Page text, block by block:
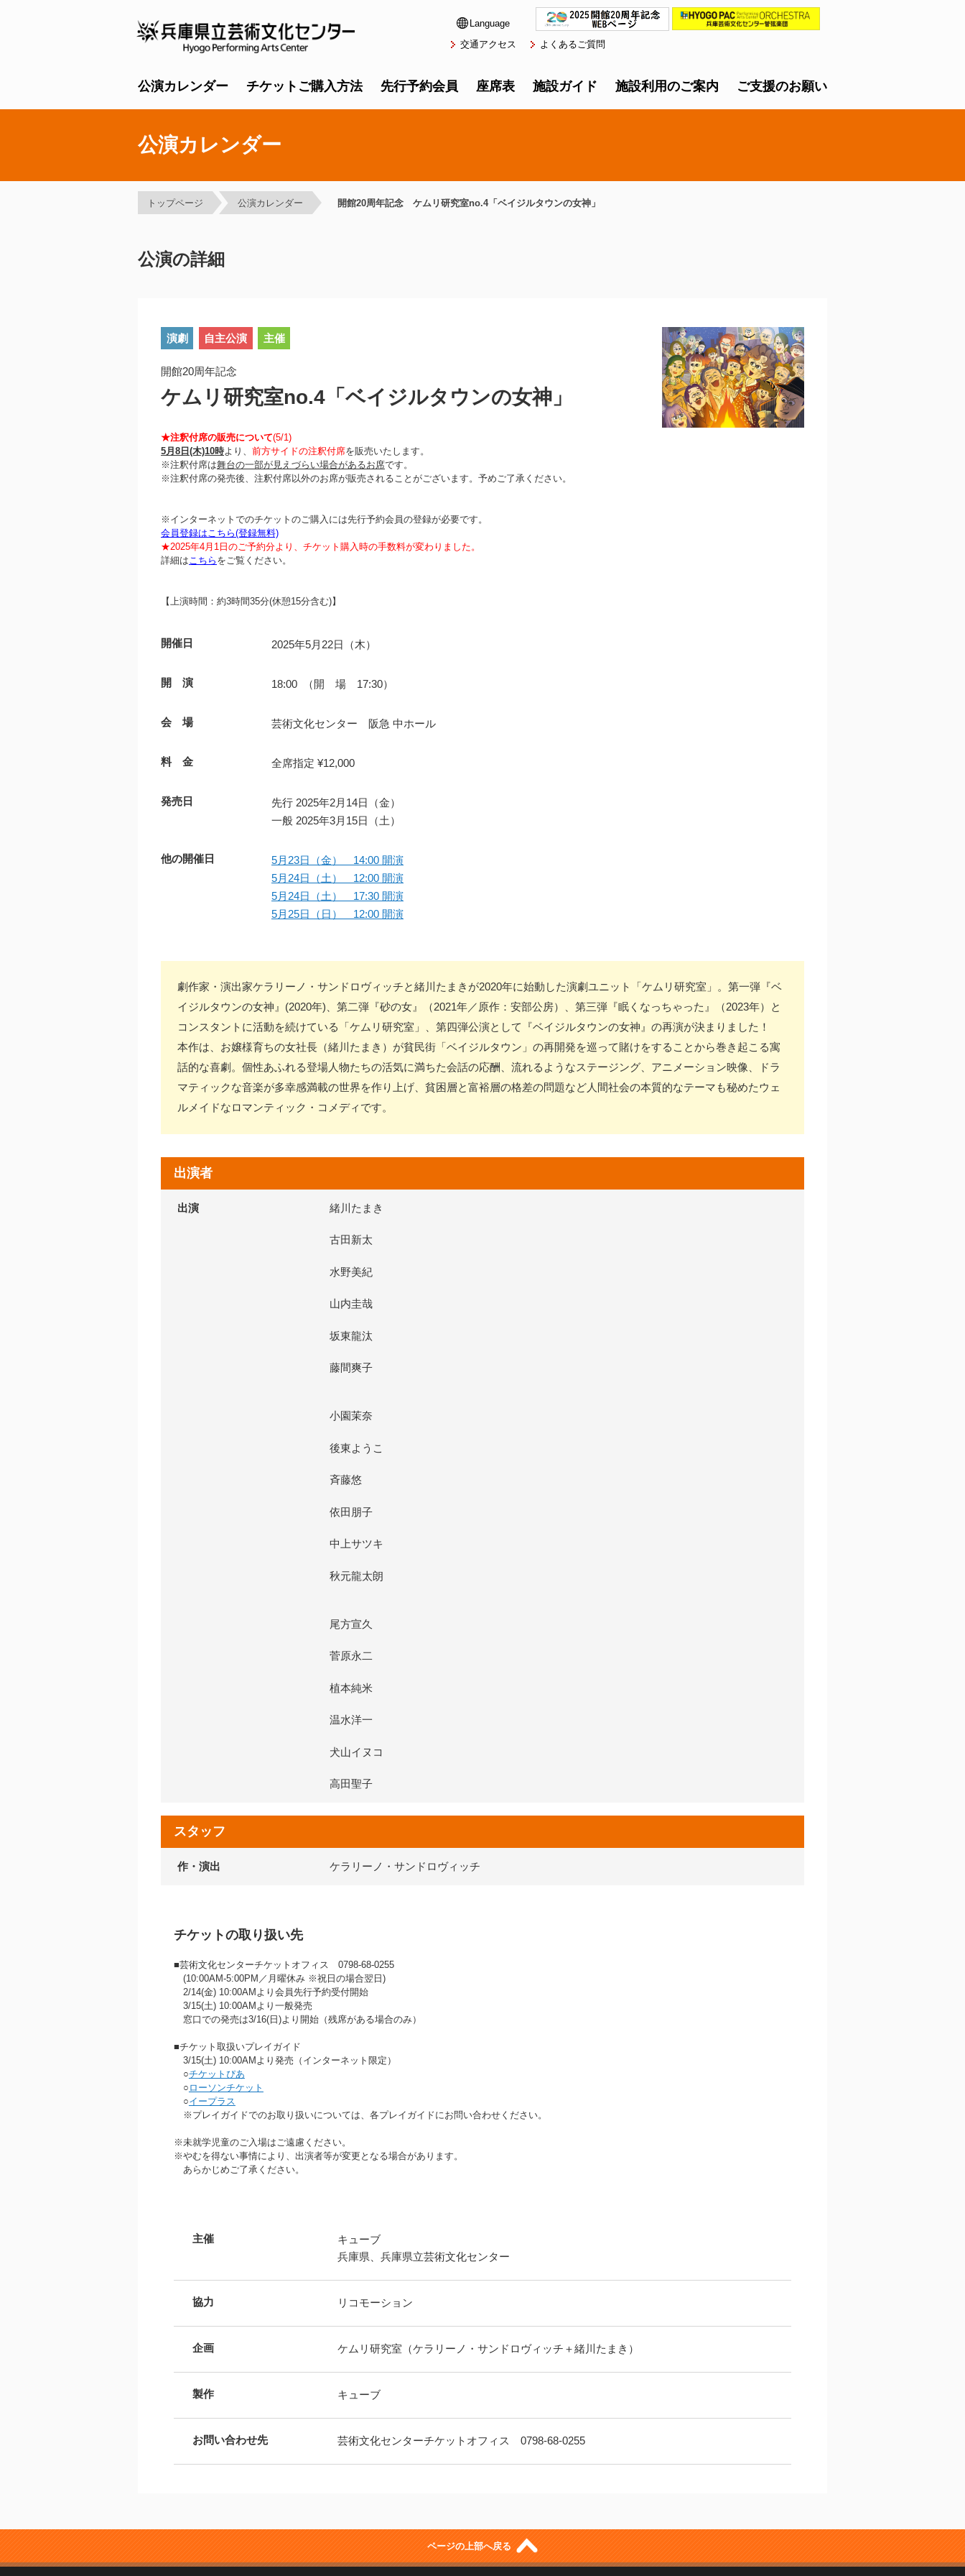
Language
交通アクセス
よくあるご質問
公演カレンダー チケットご購入方法 先行予約会員 座席表 施設ガイド 施設利用のご案内 ご支援のお願い
公演カレンダー
トップページ 公演カレンダー 開館20周年記念 ケムリ研究室no.4「ベイジルタウンの女神」
公演の詳細
演劇 自主公演 主催
開館20周年記念
ケムリ研究室no.4「ベイジルタウンの女神」
★注釈付席の販売について(5/1)
5月8日(木)10時より、 前方サイドの注釈付席を販売いたします。
※注釈付席は舞台の一部が見えづらい場合があるお席です。
※注釈付席の発売後、注釈付席以外のお席が販売されることがございます。予めご了承ください。
※インターネットでのチケットのご購入には先行予約会員の登録が必要です。
会員登録はこちら(登録無料)
★2025年4月1日のご予約分より、チケット購入時の手数料が変わりました。
詳細はこちら をご覧ください。
【上演時間：約3時間35分(休憩15分含む)】
開催日 2025年5月22日（木）
開 演 18:00 （開 場 17:30）
会 場 芸術文化センター 阪急 中ホール
料 金 全席指定 ¥12,000
発売日
先行 2025年2月14日（金）
一般 2025年3月15日（土）
他の開催日
5月23日（金） 14:00 開演
5月24日（土） 12:00 開演
5月24日（土） 17:30 開演
5月25日（日） 12:00 開演
劇作家・演出家ケラリーノ・サンドロヴィッチと緒川たまきが2020年に始動した演劇ユニット「ケムリ研究室」。第一弾『ベ
イジルタウンの女神』(2020年)、第二弾『砂の女』（2021年／原作：安部公房）、第三弾『眠くなっちゃった』（2023年）と
コンスタントに活動を続けている「ケムリ研究室」、第四弾公演として『ベイジルタウンの女神』の再演が決まりました！
本作は、お嬢様育ちの女社長（緒川たまき）が貧民街「ベイジルタウン」の再開発を巡って賭けをすることから巻き起こる寓
話的な喜劇。個性あふれる登場人物たちの活気に満ちた会話の応酬、流れるようなステージング、アニメーション映像、ドラ
マティックな音楽が多幸感満載の世界を作り上げ、貧困層と富裕層の格差の問題など人間社会の本質的なテーマも秘めたウェ
ルメイドなロマンティック・コメディです。
出演者
出演 緒川たまき
古田新太
水野美紀
山内圭哉
坂東龍汰
藤間爽子
小園茉奈
後東ようこ
斉藤悠
依田朋子
中上サツキ
秋元龍太朗
尾方宣久
菅原永二
植本純米
温水洋一
犬山イヌコ
高田聖子
スタッフ
作・演出 ケラリーノ・サンドロヴィッチ
チケットの取り扱い先
■芸術文化センターチケットオフィス 0798-68-0255
(10:00AM‐5:00PM／月曜休み ※祝日の場合翌日)
2/14(金) 10:00AMより会員先行予約受付開始
3/15(土) 10:00AMより一般発売
窓口での発売は3/16(日)より開始（残席がある場合のみ）
■チケット取扱いプレイガイド
3/15(土) 10:00AMより発売（インターネット限定）
○チケットぴあ
○ ローソンチケット
○イープラス
※プレイガイドでのお取り扱いについては、各プレイガイドにお問い合わせください。
※未就学児童のご入場はご遠慮ください。
※やむを得ない事情により、出演者等が変更となる場合があります。
あらかじめご了承ください。
主催
キューブ
兵庫県、兵庫県立芸術文化センター
協力 リコモーション
企画 ケムリ研究室（ケラリーノ・サンドロヴィッチ＋緒川たまき）
製作 キューブ
お問い合わせ先 芸術文化センターチケットオフィス 0798-68-0255
ページの上部へ戻る